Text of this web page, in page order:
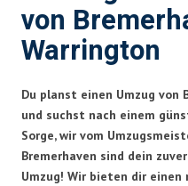
von
Warrington
Du planst einen Umzug von
und suchst nach einem
Sorge, wir vom
Bremerhaven sind dein
Umzug! Wir bieten dir